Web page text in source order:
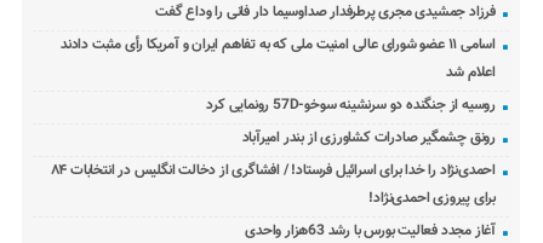
فرزاد جمشیدی مجری پرطرفدار صداوسیما دار فانی را وداع گفت
اسامی ۱۱ عضو شورای عالی امنیت ملی که به تفاهم ایران و آمریکا رأی مثبت دادند
اعلام شد
روسیه از جنگنده دو سرنشینه سوخو-57D رونمایی کرد
رونق چشمگیر صادرات کشاورزی از بندر امیرآباد
احمدی‌نژاد را خدا برای اسرائیل فرستاد! / افشاگری از دخالت انگلیس در انتخابات ۸۴
برای پیروزی احمدی‌نژاد!
آغاز مجدد فعالیت بورس با رشد 63هزار واحدی